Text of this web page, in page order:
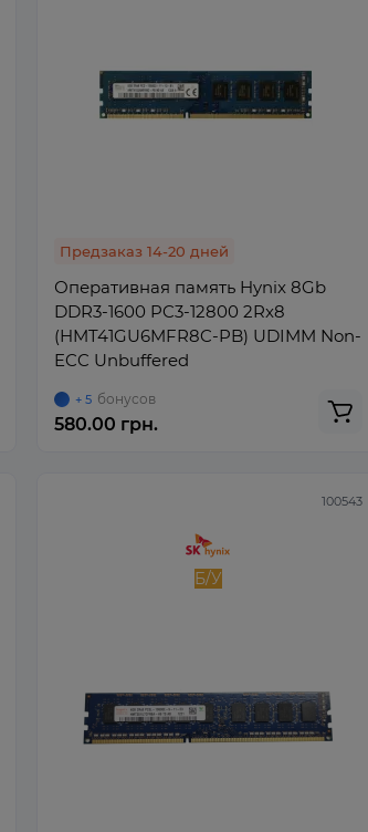
Предзаказ 14-20 дней
Оперативная память Hynix 8Gb
DDR3-1600 PC3-12800 2Rx8
(HMT41GU6MFR8C-PB) UDIMM Non-
ECC Unbuffered
+ 5 бонусов
580.00 грн.
100543
Б/У